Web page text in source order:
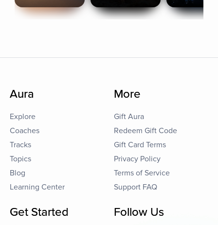
Aura
Explore
Coaches
Tracks
Topics
Blog
Learning Center
More
Gift Aura
Redeem Gift Code
Gift Card Terms
Privacy Policy
Terms of Service
Support FAQ
Get Started Follow Us